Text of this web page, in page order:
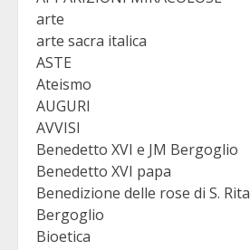
arte
arte sacra italica
ASTE
Ateismo
AUGURI
AVVISI
Benedetto XVI e JM Bergoglio
Benedetto XVI papa
Benedizione delle rose di S. Rita
Bergoglio
Bioetica